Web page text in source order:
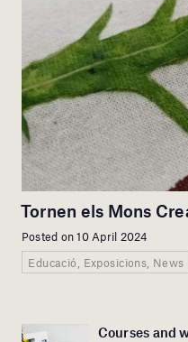
Tornen els Mons
Posted on 10 April 2024
Educació, Exposicions, News
Courses and